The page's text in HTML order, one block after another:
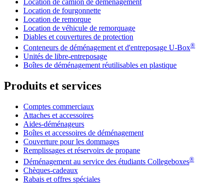
Location de camion de déménagement
Location de fourgonnette
Location de remorque
Location de véhicule de remorquage
Diables et couvertures de protection
Conteneurs de déménagement et d'entreposage U-Box®
Unités de libre-entreposage
Boîtes de déménagement réutilisables en plastique
Produits et services
Comptes commerciaux
Attaches et accessoires
Aides-déménageurs
Boîtes et accessoires de déménagement
Couverture pour les dommages
Remplissages et réservoirs de propane
Déménagement au service des étudiants Collegeboxes®
Chèques-cadeaux
Rabais et offres spéciales